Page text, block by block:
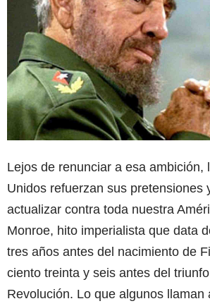
Lejos de renunciar a esa ambición,
Unidos refuerzan sus pretensiones
actualizar contra toda nuestra
Monroe, hito imperialista que data
tres años antes del nacimiento de
ciento treinta y seis antes del
Revolución. Lo que algunos llaman